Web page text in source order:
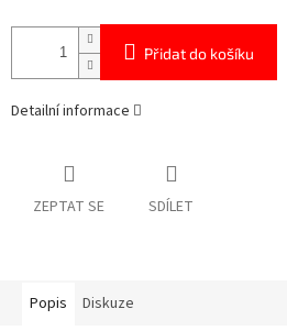
Přidat do košíku
Detailní informace
ZEPTAT SE SDÍLET
Popis Diskuze